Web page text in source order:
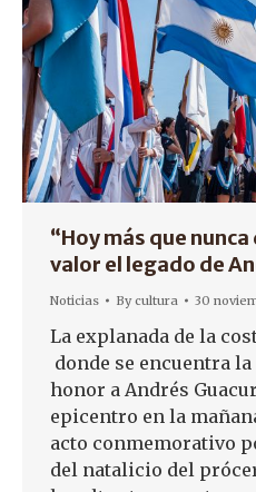
“Hoy más que
valor el legado de
Noticias Bycultura 30
La explanada de la
donde se encuentra
honor a Andrés
epicentro en la
acto conmemorativo
del natalicio del